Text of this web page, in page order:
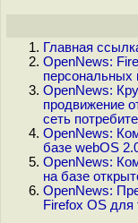
Главная
OpenNews:
персональных
OpenNews:
продвижение
сеть
OpenNews:
базе webOS
OpenNews:
на базе
OpenNews:
Firefox OS для